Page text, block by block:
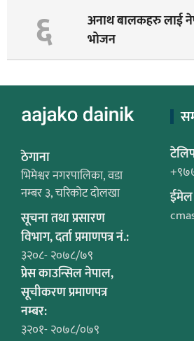
६
अनाथ बालकहरु लाई
भोजन
ठेगाना
भिमेश्वर नगरपालिका, वडा
नम्बर ३, चरिकोट दोलखा
सूचना तथा प्रसारण
विभाग, दर्ता प्रमाणपत्र नं.:
३२०८- २०७८/७९
प्रेस काउन्सिल नेपाल,
सूचीकरण प्रमाणपत्र
नम्बर:
३२०१- २०७८/०७९
ईमेल